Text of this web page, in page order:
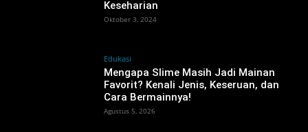
Keseharian
Oktober 3, 2024
Edukasi
Mengapa Slime Masih Jadi Mainan
Favorit? Kenali Jenis, Keseruan, dan
Cara Bermainnya!
Agustus 5, 2026